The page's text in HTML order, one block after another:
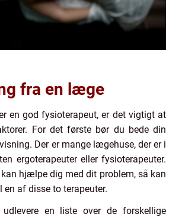
fra en læge
en god fysioterapeut, er det vigtigt at
For det første bør du bede din
Der er mange lægehuse, der er i
ergoterapeuter eller fysioterapeuter.
hjælpe dig med dit problem, så kan
en af disse to terapeuter.
en liste over de forskellige